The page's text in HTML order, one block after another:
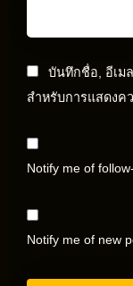
บันทึกชื่อ, อีเม
สำหรับการแสดงค
Notify me of
Notify me of new